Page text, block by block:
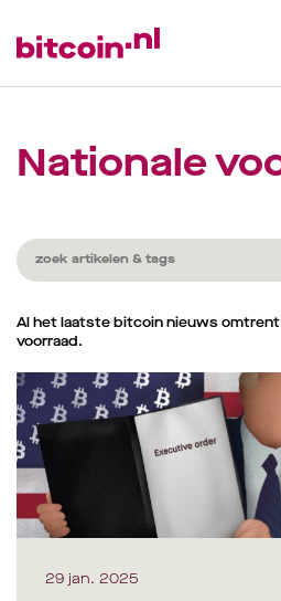
Nationale
Al het laatste bitcoin nieuws
voorraad.
29 jan. 2025